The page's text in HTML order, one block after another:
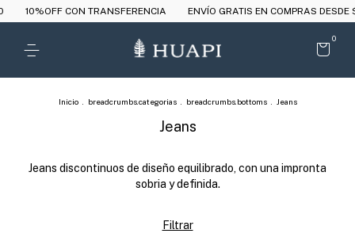
10%OFF CON TRANSFERENCIA ENVÍO GRATIS EN COMPRAS DESDE
0
Inicio breadcrumbs.categorias breadcrumbs.bottoms Jeans
Jeans
Jeans discontinuos de diseño equilibrado, con una impronta
sobria y definida.
Filtrar